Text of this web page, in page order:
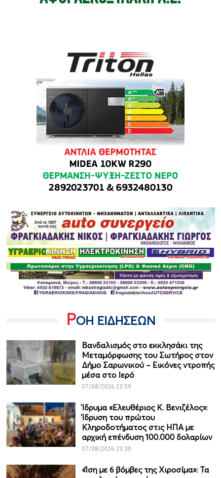
ΡΟΗ ΕΙΔΗΣΕΩΝ
Βανδαλισμός στο εκκλησάκι της
Μεταμόρφωσης του Σωτήρος στον
Δήμο Σαρωνικού – Εικόνες ντροπής
μέσα στο Ιερό
07/08/2026 23:59
Ίδρυμα «Ελευθέριος Κ. Βενιζέλος»:
Ίδρυση του πρώτου
Κληροδοτήματος στις ΗΠΑ με
αρχική επένδυση 100.000 δολαρίων
07/08/2026 23:30
«Ίση με 6 βόμβες της Χιροσίμα»: Τα